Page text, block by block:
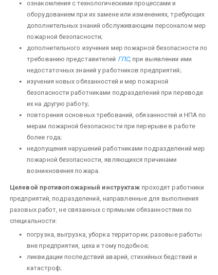
ознакомления с технологическими процессами и
оборудованием при их замене или изменениях, требующих
дополнительных знаний обслу­живающим персоналом мер
пожарной безопасности;
дополнительного изучения мер пожарной безопас­ности по
требованию представителей ГПС, при выявлении ими
недостаточных знаний у работников предприятий;
изучения новых обязанностей и мер пожарной
безопасности работниками подразделений при переводе
их на другую работу;
повторения основных требований, обязанностей и НПА по
мерам пожарной безопасности при перерыве в работе
более года;
недопущения нарушений работниками подразделений мер
пожарной безопасности, являющихся причинами
возникновения пожара.
Целевой противопожар­ный инструктаж проходят работники
предприятий, подразделений, направленные для выполнения
разо­вых работ, не связанных с прямыми обязанностями по
специальности:
погрузка, выгрузка, уборка территории; разовые работы
вне предприятия, цеха и тому подобное;
ликвидации последствий аварий, стихийных бедствий и
катастроф;